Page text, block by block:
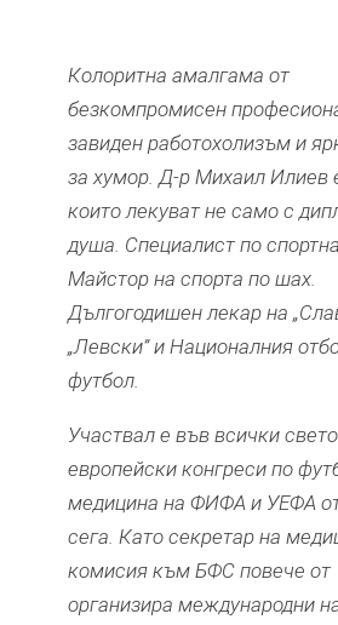
Колоритна амалгама от
безкомпромисен
завиден работохолизъм и
за хумор. Д-р Михаил Илиев
които лекуват не само с
душа. Специалист по
Майстор на спорта по шах.
Дългогодишен лекар на
„Левски” и Националния
футбол.
Участвал е във всички
европейски конгреси по
медицина на ФИФА и УЕФА
сега. Като секретар на
комисия към БФС повече от
организира международни